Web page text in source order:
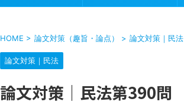
HOME > 論文対策（趣旨・論点） > 論文対策｜民法
論文対策｜民法
論文対策｜民法第390問